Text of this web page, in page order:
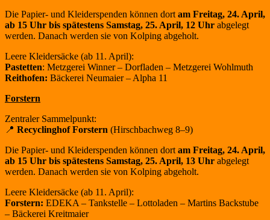
Die Papier- und Kleiderspenden können dort am Freitag, 24. April,
ab 15 Uhr bis spätestens Samstag, 25. April, 12 Uhr abgelegt
werden. Danach werden sie von Kolping abgeholt.
Leere Kleidersäcke (ab 11. April):
Pastetten: Metzgerei Winner – Dorfladen – Metzgerei Wohlmuth
Reithofen: Bäckerei Neumaier – Alpha 11
Forstern
Zentraler Sammelpunkt:
📍 Recyclinghof Forstern (Hirschbachweg 8–9)
Die Papier- und Kleiderspenden können dort am Freitag, 24. April,
ab 15 Uhr bis spätestens Samstag, 25. April, 13 Uhr abgelegt
werden. Danach werden sie von Kolping abgeholt.
Leere Kleidersäcke (ab 11. April):
Forstern: EDEKA – Tankstelle – Lottoladen – Martins Backstube
– Bäckerei Kreitmaier